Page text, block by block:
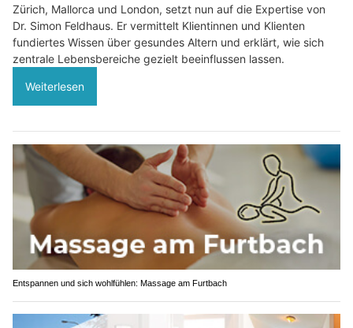
Zürich, Mallorca und London, setzt nun auf die Expertise von
Dr. Simon Feldhaus. Er vermittelt Klientinnen und Klienten
fundiertes Wissen über gesundes Altern und erklärt, wie sich
zentrale Lebensbereiche gezielt beeinflussen lassen.
Weiterlesen
Entspannen und sich wohlfühlen: Massage am Furtbach